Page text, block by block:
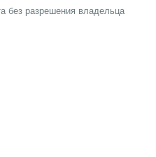
без разрешения владельца